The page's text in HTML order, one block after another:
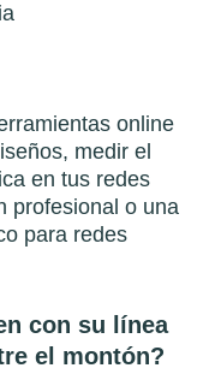
online
medir el
en tus redes
profesional o una
para redes
con su línea
el montón?